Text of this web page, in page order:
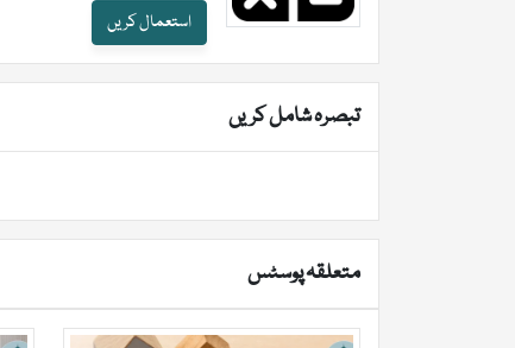
استعمال کریں
تبصرہ شامل کریں
متعلقہ پوسٹس